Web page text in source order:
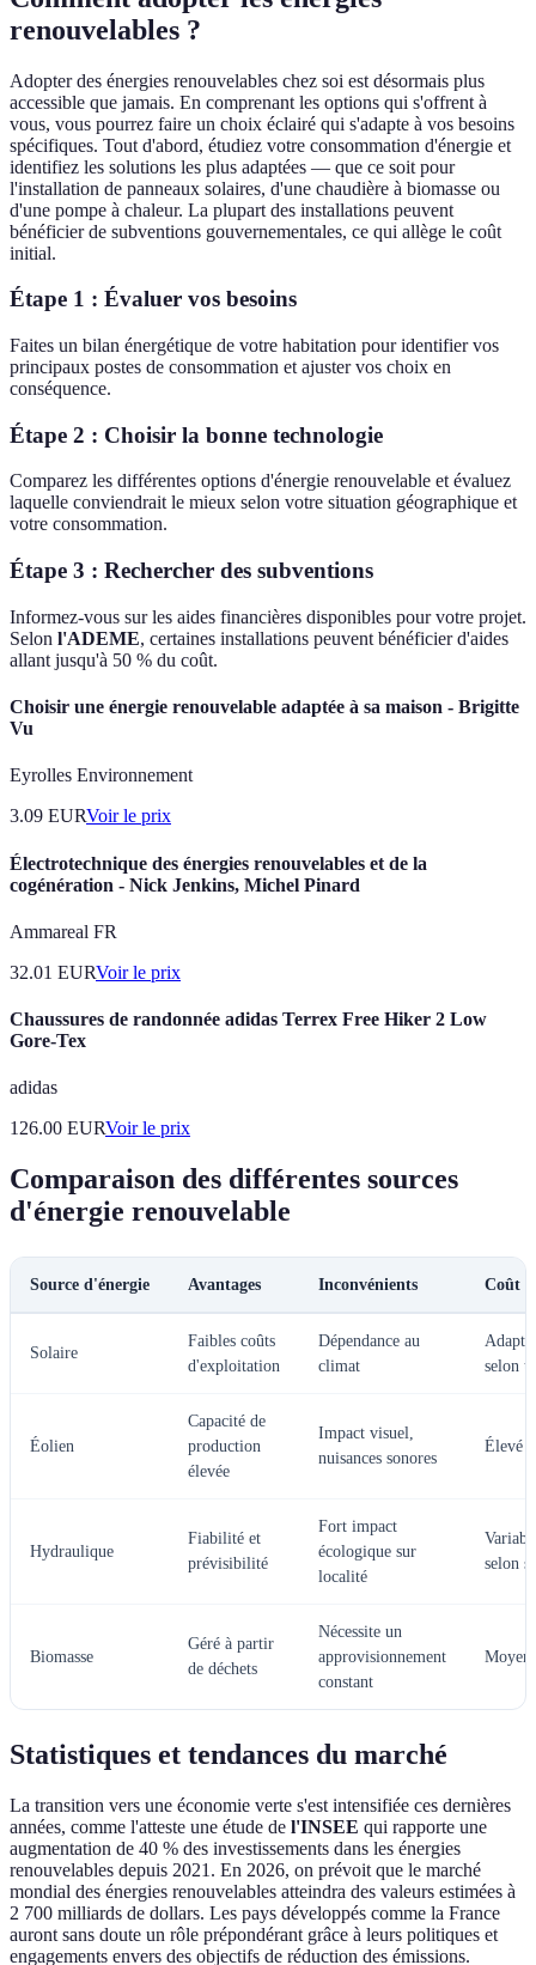
renouvelables ?
Adopter des énergies renouvelables chez soi est désormais plus
accessible que jamais. En comprenant les options qui s'offrent à
vous, vous pourrez faire un choix éclairé qui s'adapte à vos besoins
spécifiques. Tout d'abord, étudiez votre consommation d'énergie et
identifiez les solutions les plus adaptées — que ce soit pour
l'installation de panneaux solaires, d'une chaudière à biomasse ou
d'une pompe à chaleur. La plupart des installations peuvent
bénéficier de subventions gouvernementales, ce qui allège le coût
initial.
Étape 1 : Évaluer vos besoins
Faites un bilan énergétique de votre habitation pour identifier vos
principaux postes de consommation et ajuster vos choix en
conséquence.
Étape 2 : Choisir la bonne technologie
Comparez les différentes options d'énergie renouvelable et évaluez
laquelle conviendrait le mieux selon votre situation géographique et
votre consommation.
Étape 3 : Rechercher des subventions
Informez-vous sur les aides financières disponibles pour votre projet.
Selon l'ADEME, certaines installations peuvent bénéficier d'aides
allant jusqu'à 50 % du coût.
Choisir une énergie renouvelable adaptée à sa maison - Brigitte
Vu
Eyrolles Environnement
3.09 EURVoir le prix
Électrotechnique des énergies renouvelables et de la
cogénération - Nick Jenkins, Michel Pinard
Ammareal FR
32.01 EURVoir le prix
Chaussures de randonnée adidas Terrex Free Hiker 2 Low
Gore-Tex
adidas
126.00 EURVoir le prix
Comparaison des différentes sources
d'énergie renouvelable
Source d'énergie Avantages Inconvénients Coût
Solaire
Faibles coûts
d'exploitation
Dépendance au
climat
selon
Éolien
Capacité de
production
élevée
Impact visuel,
nuisances sonores
Élevé
Hydraulique
Fiabilité et
prévisibilité
Fort impact
écologique sur
localité
selon
Biomasse
Géré à partir
de déchets
Nécessite un
approvisionnement
constant
Moyen
Statistiques et tendances du marché
La transition vers une économie verte s'est intensifiée ces dernières
années, comme l'atteste une étude de l'INSEE qui rapporte une
augmentation de 40 % des investissements dans les énergies
renouvelables depuis 2021. En 2026, on prévoit que le marché
mondial des énergies renouvelables atteindra des valeurs estimées à
2 700 milliards de dollars. Les pays développés comme la France
auront sans doute un rôle prépondérant grâce à leurs politiques et
engagements envers des objectifs de réduction des émissions.